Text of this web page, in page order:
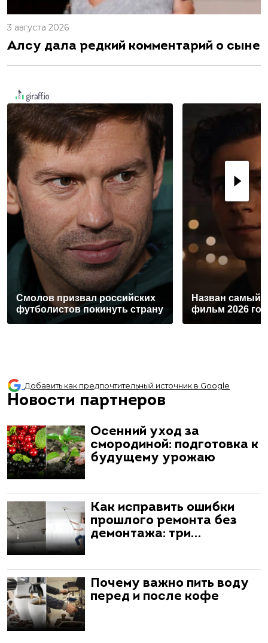
3 августа 2026
Алсу дала редкий комментарий о сыне
Смолов призвал российских
футболистов покинуть страну
Назван самый
фильм 2026
Добавить как предпочтительный источник в Google
Новости партнеров
Осенний уход за
смородиной: подготовка к
будущему урожаю
Как исправить ошибки
прошлого ремонта без
демонтажа: три…
Почему важно пить воду
перед и после кофе